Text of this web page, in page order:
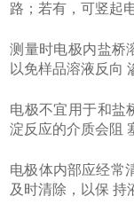
路；若有，可竖起
测量时电极内盐桥
以免样品溶液反向
电极不宜用于和盐
淀反应的介质会阻
电极体内部应经常
及时清除，以保 持